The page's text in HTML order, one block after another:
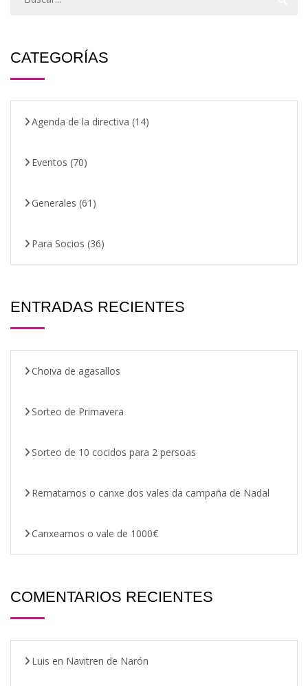
CATEGORÍAS
Agenda de la directiva (14)
Eventos (70)
Generales (61)
Para Socios (36)
ENTRADAS RECIENTES
Choiva de agasallos
Sorteo de Primavera
Sorteo de 10 cocidos para 2 persoas
Rematamos o canxe dos vales da campaña de Nadal
Canxeamos o vale de 1000€
COMENTARIOS RECIENTES
Luis en Navitren de Narón